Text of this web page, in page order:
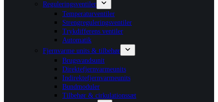
Reguleringsventiler
Temperaturventiler
Strengreguleringsventiler
Trykdifferens ventiler
Automatik
Fjernvarme units & tilbehør
Brugsvandsunit
Direktefjernvarmeunits
Indirektefjernvarmeunits
Bundmoduler
Tilbehør & cirkulationssæt